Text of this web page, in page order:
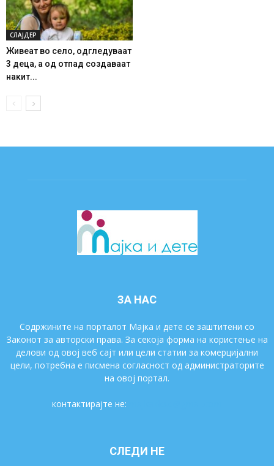
СЛАЈДЕР
Живеат во село, одгледуваат
3 деца, а од отпад создаваат
накит...
ЗА НАС
Содржините на порталот Мајка и дете се заштитени со
Законот за авторски права. За секоја форма на користење на
делови од овој веб сајт или цели статии за комерцијални
цели, потребна е писмена согласност од администраторите
на овој портал.
контактирајте не:
СЛЕДИ НЕ